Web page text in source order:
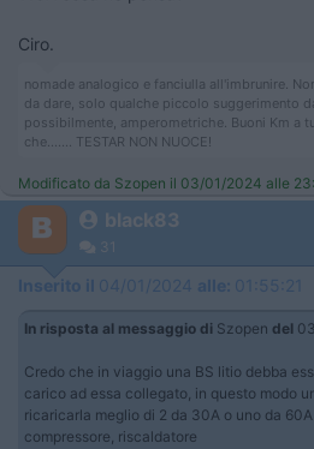
Ciro.
nomade analogico e fanciulla all'imbrunire.
da dare, solo qualche piccolo suggerimento
possibilmente, amperometriche. Buoni Km a
che....... TESTAR NON NUOCE!
Modificato da Szopen il 03/01/2024 alle
black83
31
Inserito il 04/01/2024 alle: 01:55:21
In risposta al messaggio di Szopen del
Credo che in viaggio una BS litio debba
carico ad essa collegato, in questo modo
ricaricarla meglio di 2 da 30A o uno da
compressore, riscaldatore